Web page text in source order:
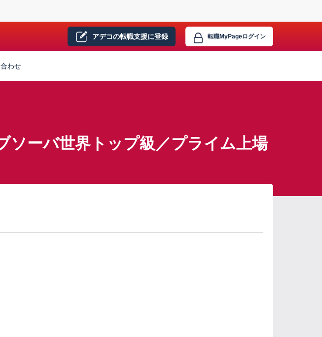
アデコの転職支援に登録 転職MyPageログイン
わせ
ソーバ世界トップ級／プライム上場